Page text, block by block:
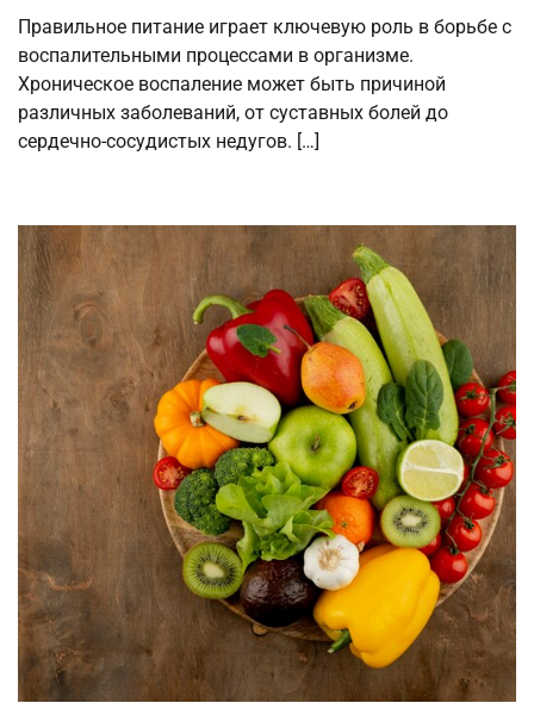
Правильное питание играет ключевую роль в борьбе с
воспалительными процессами в организме.
Хроническое воспаление может быть причиной
различных заболеваний, от суставных болей до
сердечно-сосудистых недугов. […]